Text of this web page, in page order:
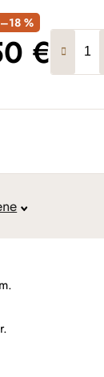
–18 %
€